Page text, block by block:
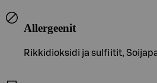
Allergeenit
Rikkidioksidi ja sulfiitit,